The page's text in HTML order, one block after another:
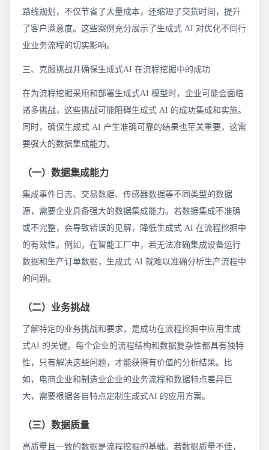
路线规划，不仅节省了大量成本，还缩短了交货时间，提升
了客户满意度。这些案例充分展示了生成式 AI 对优化不同行
业业务流程的切实影响。
三、克服挑战并确保生成式AI 在流程挖掘中的成功
在为流程挖掘采用和部署生成式AI 模型时，企业可能会面临
诸多挑战，这些挑战可能阻碍生成式 AI 的成功集成和实施。
同时，确保生成式 AI 产生准确可靠的结果也至关重要，这需
要强大的数据集成能力。
（一）数据集成能力
集成事件日志、交易数据、传感器数据等不同类型的数据
源，需要企业具备强大的数据集成能力。若数据集成不准确
或不完整，会导致错误的见解，降低生成式 AI 在流程挖掘中
的有效性。例如，在智能工厂中，若无法准确集成设备运行
数据和生产订单数据，生成式 AI 就难以准确分析生产流程中
的问题。
（二）业务挑战
了解特定的业务挑战和要求，是成功在流程挖掘中应用生成
式AI 的关键。每个企业的流程结构和数据复杂性都具有独特
性，只有解决这些问题，才能获得有价值的分析结果。比
如，电商企业和制造业企业的业务流程和数据特点差异巨
大，需要根据各自特点定制生成式AI 的应用方案。
（三）数据质量
高质量且一致的数据是流程挖掘的基础。若数据质量不佳，